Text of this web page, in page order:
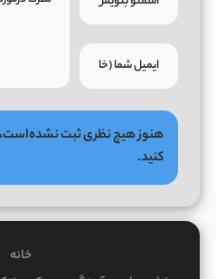
هنوز هیچ نظری ثبت نشده‌است،
کنید.
خانه